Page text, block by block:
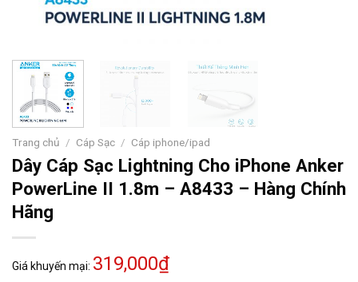
Trang chủ / Cáp Sạc / Cáp iphone/ipad
Dây Cáp Sạc Lightning Cho iPhone Anker
PowerLine II 1.8m – A8433 – Hàng Chính
Hãng
Giá khuyến mại: 319,000₫